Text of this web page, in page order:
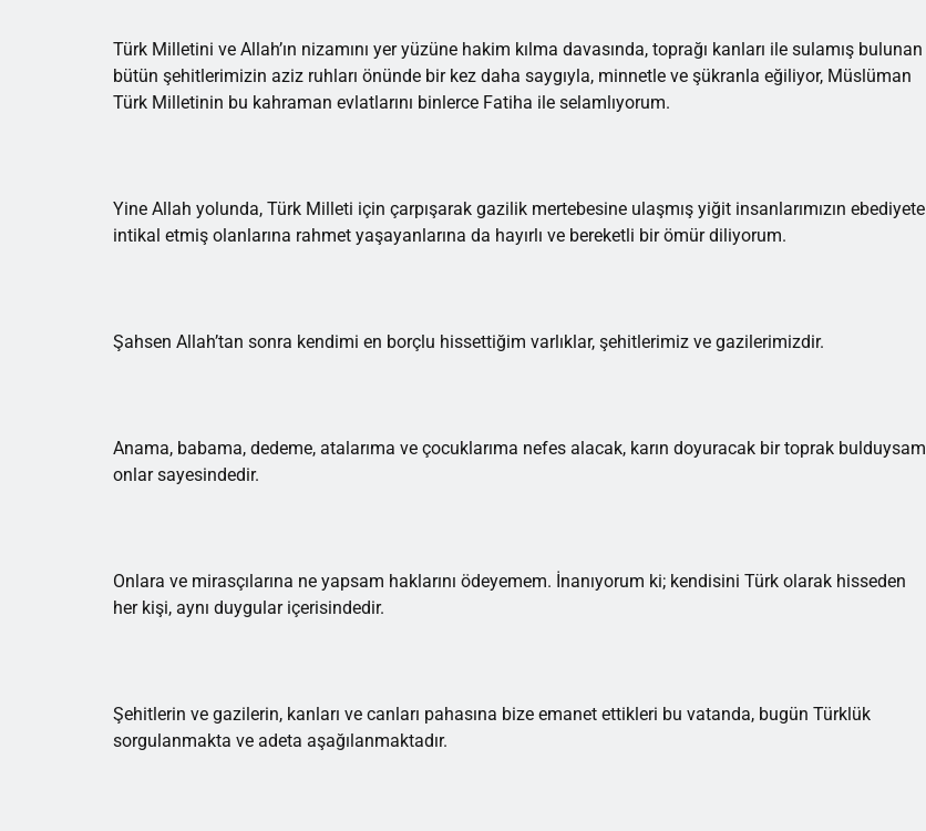
Türk Milletini ve Allah’ın nizamını yer yüzüne hakim kılma davasında, toprağı kanları ile sulamış bulunan
bütün şehitlerimizin aziz ruhları önünde bir kez daha saygıyla, minnetle ve şükranla eğiliyor, Müslüman
Türk Milletinin bu kahraman evlatlarını binlerce Fatiha ile selamlıyorum.
Yine Allah yolunda, Türk Milleti için çarpışarak gazilik mertebesine ulaşmış yiğit insanlarımızın ebediyete
intikal etmiş olanlarına rahmet yaşayanlarına da hayırlı ve bereketli bir ömür diliyorum.
Şahsen Allah’tan sonra kendimi en borçlu hissettiğim varlıklar, şehitlerimiz ve gazilerimizdir.
Anama, babama, dedeme, atalarıma ve çocuklarıma nefes alacak, karın doyuracak bir toprak bulduysam
onlar sayesindedir.
Onlara ve mirasçılarına ne yapsam haklarını ödeyemem. İnanıyorum ki; kendisini Türk olarak hisseden
her kişi, aynı duygular içerisindedir.
Şehitlerin ve gazilerin, kanları ve canları pahasına bize emanet ettikleri bu vatanda, bugün Türklük
sorgulanmakta ve adeta aşağılanmaktadır.